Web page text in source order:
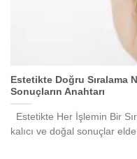
Estetikte Doğru Sıralama
Sonuçların Anahtarı
Estetikte Her İşlemin Bir
kalıcı ve doğal sonuçlar